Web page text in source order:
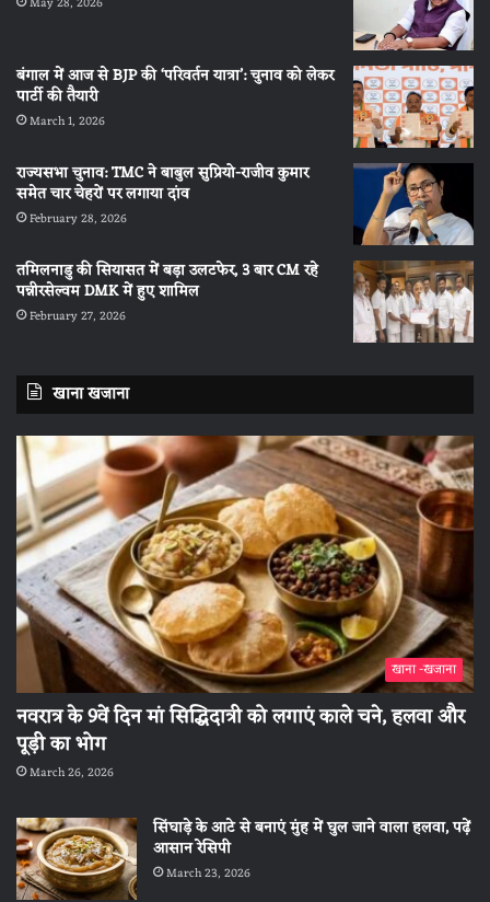
बंगाल में आज से BJP की ‘परिवर्तन यात्रा’: चुनाव को लेकर
पार्टी की तैयारी
March 1, 2026
राज्यसभा चुनाव: TMC ने बाबुल सुप्रियो-राजीव कुमार
समेत चार चेहरों पर लगाया दांव
February 28, 2026
तमिलनाडु की सियासत में बड़ा उलटफेर, 3 बार CM रहे
पन्नीरसेल्वम DMK में हुए शामिल
February 27, 2026
खाना खजाना
खाना -खजाना
नवरात्र के 9वें दिन मां सिद्धिदात्री को लगाएं काले चने, हलवा और
पूड़ी का भोग
March 26, 2026
सिंघाड़े के आटे से बनाएं मुंह में घुल जाने वाला हलवा, पढ़ें
आसान रेसिपी
March 23, 2026